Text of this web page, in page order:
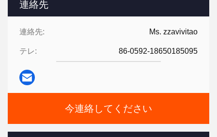
連絡先
連絡先: Ms. zzavivitao
テレ: 86-0592-18650185095
今連絡してください